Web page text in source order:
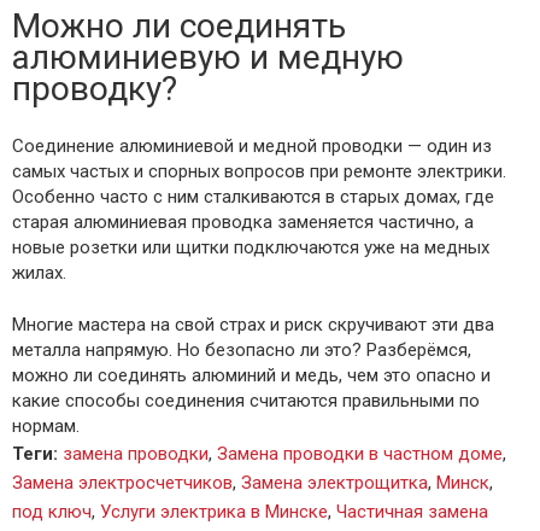
Можно ли соединять
алюминиевую и медную
проводку?
Соединение алюминиевой и медной проводки — один из
самых частых и спорных вопросов при ремонте электрики.
Особенно часто с ним сталкиваются в старых домах, где
старая алюминиевая проводка заменяется частично, а
новые розетки или щитки подключаются уже на медных
жилах.
Многие мастера на свой страх и риск скручивают эти два
металла напрямую. Но безопасно ли это? Разберёмся,
можно ли соединять алюминий и медь, чем это опасно и
какие способы соединения считаются правильными по
нормам.
Теги: замена проводки, Замена проводки в частном доме,
Замена электросчетчиков, Замена электрощитка, Минск,
под ключ, Услуги электрика в Минске, Частичная замена